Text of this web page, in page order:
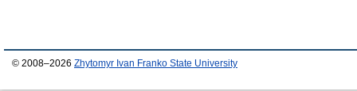
© 2008–2026 Zhytomyr Ivan Franko State University